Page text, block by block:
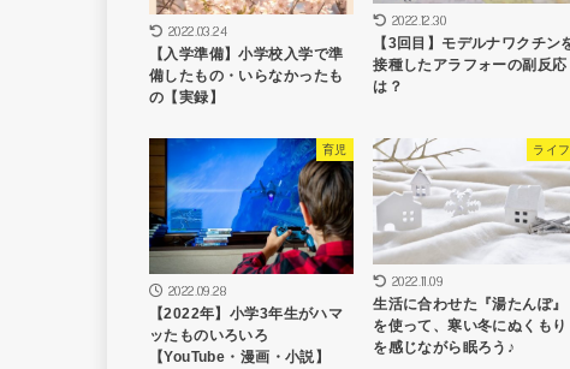
2022.03.24
【入学準備】小学校入学で準
備したもの・いらなかったも
の【実録】
2022.12.30
【3回目】モデルナワクチン
接種したアラフォーの副反応
は？
育児
2022.09.28
【2022年】小学3年生がハマ
ッたものいろいろ
【YouTube・漫画・小説】
ライフ
2022.11.09
生活に合わせた『湯たんぽ』
を使って、寒い冬にぬくもり
を感じながら眠ろう♪